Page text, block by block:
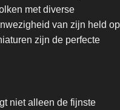
met diverse
van zijn held op
zijn de perfecte
niet alleen de fijnste